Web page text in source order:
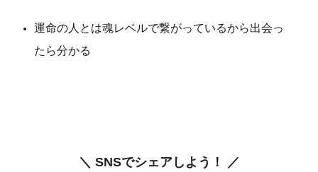
運命の人とは魂レベルで繋がっているから出会っ
たら分かる
＼ SNSでシェアしよう！ ／